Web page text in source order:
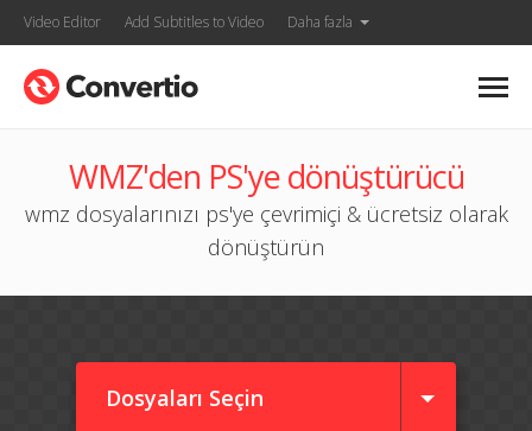
Video Editor Add Subtitles to Video Daha fazla
WMZ'den PS'ye dönüştürücü
wmz dosyalarınızı ps'ye çevrimiçi & ücretsiz olarak
dönüştürün
Dosyaları Seçin